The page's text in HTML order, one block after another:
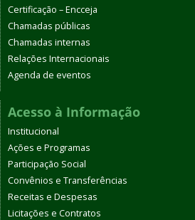
Certificação – Encceja
Chamadas públicas
Chamadas internas
Relações Internacionais
Agenda de eventos
Acesso à Informação
Institucional
Ações e Programas
Participação Social
Convênios e Transferências
Receitas e Despesas
Licitações e Contratos